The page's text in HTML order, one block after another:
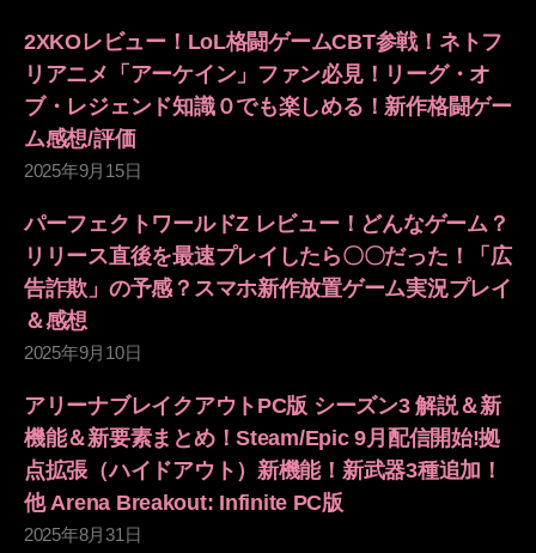
2XKOレビュー！LoL格闘ゲームCBT参戦！ネトフ
リアニメ「アーケイン」ファン必見！リーグ・オ
ブ・レジェンド知識０でも楽しめる！新作格闘ゲー
ム感想/評価
2025年9月15日
パーフェクトワールドZ レビュー！どんなゲーム？
リリース直後を最速プレイしたら〇〇だった！「広
告詐欺」の予感？スマホ新作放置ゲーム実況プレイ
＆感想
2025年9月10日
アリーナブレイクアウトPC版 シーズン3 解説＆新
機能＆新要素まとめ！Steam/Epic 9月配信開始!拠
点拡張（ハイドアウト）新機能！新武器3種追加！
他 Arena Breakout: Infinite PC版
2025年8月31日